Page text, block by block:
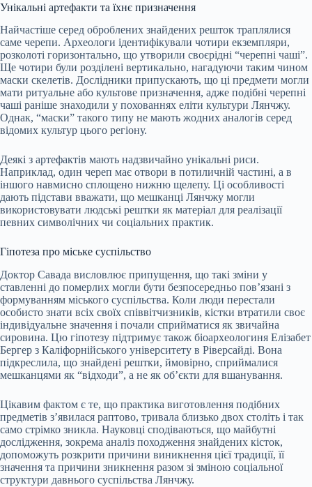
Унікальні артефакти та їхнє призначення
Найчастіше серед оброблених знайдених решток траплялися
саме черепи. Археологи ідентифікували чотири екземпляри,
розколоті горизонтально, що утворили своєрідні “черепні чаші”.
Ще чотири були розділені вертикально, нагадуючи таким чином
маски скелетів. Дослідники припускають, що ці предмети могли
мати ритуальне або культове призначення, адже подібні черепні
чаші раніше знаходили у похованнях еліти культури Лянчжу.
Однак, “маски” такого типу не мають жодних аналогів серед
відомих культур цього регіону.
Деякі з артефактів мають надзвичайно унікальні риси.
Наприклад, один череп має отвори в потиличній частині, а в
іншого навмисно сплощено нижню щелепу. Ці особливості
дають підстави вважати, що мешканці Лянчжу могли
використовувати людські рештки як матеріал для реалізації
певних символічних чи соціальних практик.
Гіпотеза про міське суспільство
Доктор Савада висловлює припущення, що такі зміни у
ставленні до померлих могли бути безпосередньо пов’язані з
формуванням міського суспільства. Коли люди перестали
особисто знати всіх своїх співвітчизників, кістки втратили своє
індивідуальне значення і почали сприйматися як звичайна
сировина. Цю гіпотезу підтримує також біоархеологиня Елізабет
Бергер з Каліфорнійського університету в Ріверсайді. Вона
підкреслила, що знайдені рештки, ймовірно, сприймалися
мешканцями як “відходи”, а не як об’єкти для вшанування.
Цікавим фактом є те, що практика виготовлення подібних
предметів з’явилася раптово, тривала близько двох століть і так
само стрімко зникла. Науковці сподіваються, що майбутні
дослідження, зокрема аналіз походження знайдених кісток,
допоможуть розкрити причини виникнення цієї традиції, її
значення та причини зникнення разом зі зміною соціальної
структури давнього суспільства Лянчжу.